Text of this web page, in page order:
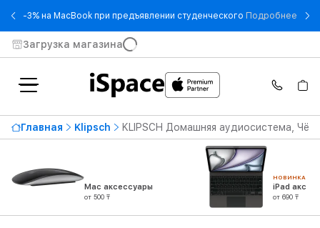
-3% на MacBook при предъявлении студенческого Подробнее - -
Загрузка магазина
Главная Klipsch KLIPSCH Домашняя аудиосистема,
Mac аксессуары
от 500 ₸
НОВИНКА
iPad
от 690 ₸